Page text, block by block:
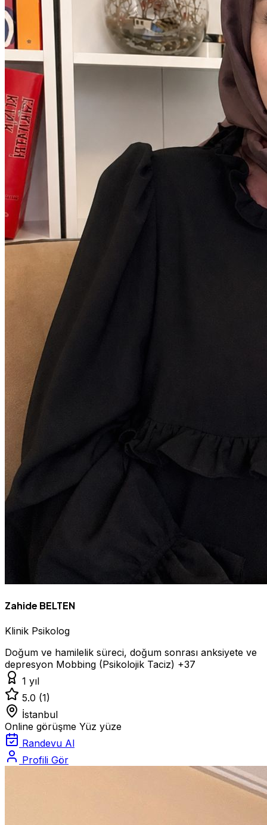
Zahide BELTEN
Klinik Psikolog
Doğum ve hamilelik süreci, doğum sonrası anksiyete ve
depresyon Mobbing (Psikolojik Taciz) +37
1 yıl
5.0 (1)
İstanbul
Online görüşme Yüz yüze
Randevu Al
Profili Gör